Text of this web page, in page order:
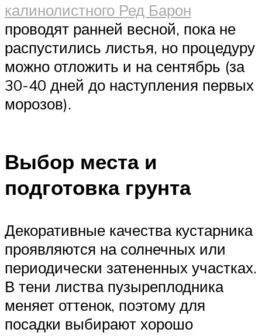
калинолистного Ред Барон
проводят ранней весной, пока не
распустились листья, но процедуру
можно отложить и на сентябрь (за
30-40 дней до наступления первых
морозов).
Выбор места и
подготовка грунта
Декоративные качества кустарника
проявляются на солнечных или
периодически затененных участках.
В тени листва пузыреплодника
меняет оттенок, поэтому для
посадки выбирают хорошо